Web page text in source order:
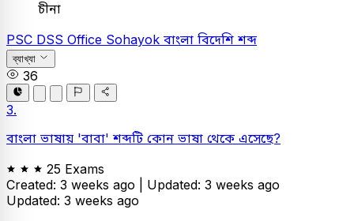
চীনা
PSC DSS Office Sohayok বাংলা বিদেশি শব্দ
ব্যাখ্যা
36
3.
বাংলা ভাষায় 'বাবা' শব্দটি কোন ভাষা থেকে এসেছে?
25 Exams
Created: 3 weeks ago | Updated: 3 weeks ago
Updated: 3 weeks ago